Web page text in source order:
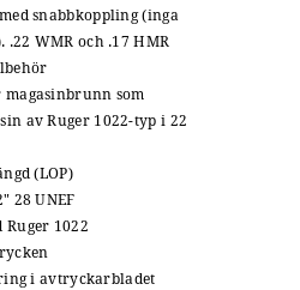
snabbkoppling (inga
.22 WMR och .17 HMR
magasinbrunn som
av Ruger 1022-typ i 22
(LOP)
28 UNEF
Ruger 1022
i avtryckarbladet